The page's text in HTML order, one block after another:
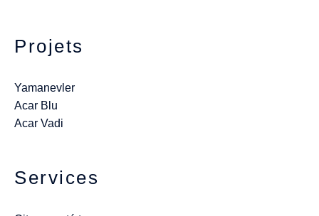
Projets
Yamanevler
Acar Blu
Acar Vadi
Services